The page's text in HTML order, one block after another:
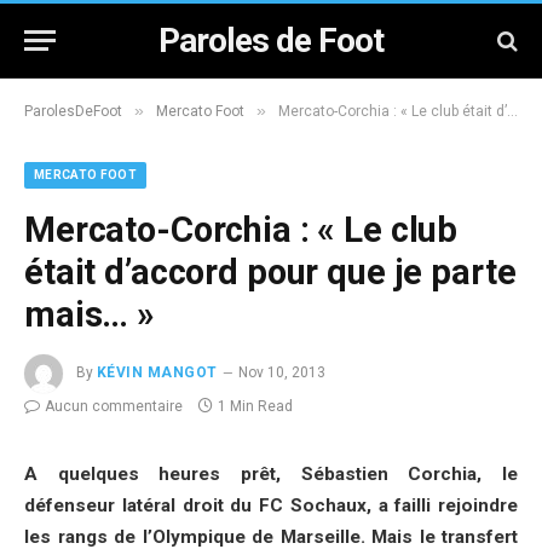
Paroles de Foot
ParolesDeFoot » Mercato Foot » Mercato-Corchia : « Le club était d’accord pour que je parte mais… »
MERCATO FOOT
Mercato-Corchia : « Le club
était d’accord pour que je parte
mais… »
By KÉVIN MANGOT
Nov 10, 2013
Aucun commentaire
1 Min Read
A quelques heures prêt, Sébastien Corchia, le
défenseur latéral droit du FC Sochaux, a failli rejoindre
les rangs de l’Olympique de Marseille. Mais le transfert